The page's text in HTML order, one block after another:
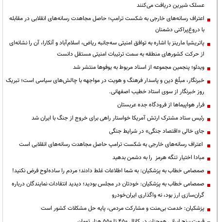
عسلک شیرین دریافت می‌کنند
اعتراف رسانه‌های خارجی به شکست ترامپ؛ حاصل مجاهدت رسانه‌های انقلابی در مقابله
با دروغ‌پراکنی دشمنان
پاتریشیا مارینز با اشاره به توافق امنیتی سه‌جانبه ریاض، اسلام‌آباد و آنکارا، آن را نشانه‌ای
از حرکت کشورهای منطقه به سمت ترتیبات امنیتی مستقل دانست
ویدئو؛ پنجمین مجموعه از اسناد مربوط به یوفوها منتشر شد
خبرنگار، مبلّغ دین و پاسدار فرهنگ و هویت در مواجهه با چالش‌های سیاسی است؛ تبریک
روز خبرنگار از سوی استاد خطیب اصفهانی.
فرار هواپیماها از فرودگاه جده عربستان
رئیس ستاد مشترک ارتش آمریکا خواستار راهی برای خروج از جنگ با ایران شد
جای خالی «اقتصاد جنگی» در شرایط جنگی
اعتراف رسانه‌های خارجی به شکست ترامپ حاصل مجاهدت رسانه‌های انقلابی است
مبادا اختیار تنگه هرمز را به دشمن بدهید
صمصامی خطاب به پزشکیان: به شما اطلاعات غلط دادند؛ مردم را ساده‌لوح فرض نکنید!
صمصامی خطاب به پزشکیان: خودتان در مجلس بودید؛ دیدید انتقادات نمایندگان درباره
گران‌سازی ارز بود، نه واگذاری ایران‌خودرو
پزشکیان: خدمت بی‌منت و مشارکت مردمی، پایه حل مشکلات کشور است